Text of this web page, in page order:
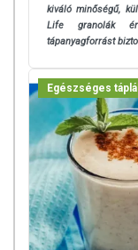
kiváló minőségű,
Life granolák
tápanyagforrást
Egészséges